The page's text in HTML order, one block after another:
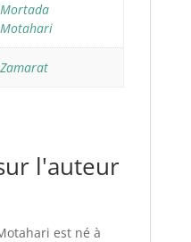
Mortada
Motahari
Zamarat
l'auteur
est né à